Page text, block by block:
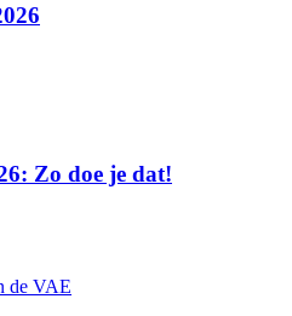
Zo doe je dat!